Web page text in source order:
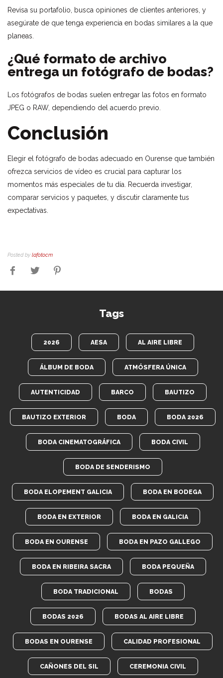
Revisa su portafolio, busca opiniones de clientes anteriores, y
asegúrate de que tenga experiencia en bodas similares a la que
planeas.
¿Qué formato de archivo
entrega un fotógrafo de bodas?
Los fotógrafos de bodas suelen entregar las fotos en formato
JPEG o RAW, dependiendo del acuerdo previo.
Conclusión
Elegir el fotógrafo de bodas adecuado en Ourense que también
ofrezca servicios de vídeo es crucial para capturar los
momentos más especiales de tu día. Recuerda investigar,
comparar servicios y paquetes, y discutir claramente tus
expectativas.
Posted by lafotocm
Tags
2026 AESA AL AIRE LIBRE
ÁLBUM DE BODA ATMÓSFERA ÚNICA
AUTENTICIDAD BARCO BAUTIZO
BAUTIZO EXTERIOR BODA BODA 2026
BODA CINEMATOGRÁFICA BODA CIVIL
BODA DE SENDERISMO
BODA ELOPEMENT GALICIA BODA EN BODEGA
BODA EN EXTERIOR BODA EN GALICIA
BODA EN OURENSE BODA EN PAZO GALLEGO
BODA EN RIBEIRA SACRA BODA PEQUEÑA
BODA TRADICIONAL BODAS
BODAS 2026 BODAS AL AIRE LIBRE
BODAS EN OURENSE CALIDAD PROFESIONAL
CAÑONES DEL SIL CEREMONIA CIVIL